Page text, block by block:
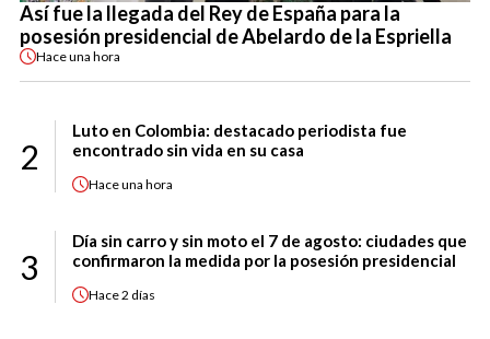
Así fue la llegada del Rey de España para la
posesión presidencial de Abelardo de la Espriella
Haceuna hora
2
Luto en Colombia: destacado periodista fue
encontrado sin vida en su casa
Haceuna hora
3
Día sin carro y sin moto el 7 de agosto: ciudades que
confirmaron la medida por la posesión presidencial
Hace2 días